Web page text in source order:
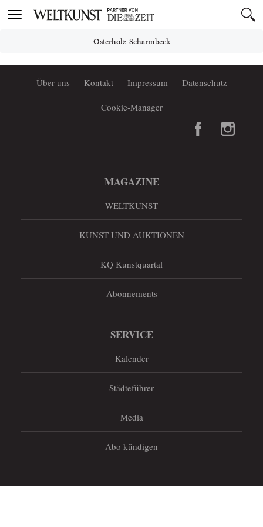
Toggle
Osterholz-Scharmbeck
Über uns Kontakt Impressum Datenschutz
Cookie-Manager
MAGAZINE
WELTKUNST
KUNST UND AUKTIONEN
KQ Kunstquartal
Abonnements
SERVICE
Kalender
Städteführer
Media
Abo kündigen